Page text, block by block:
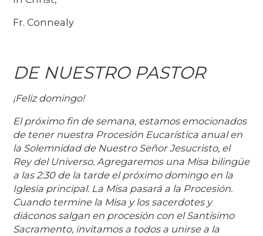
Fr. Connealy
DE NUESTRO PASTOR
¡Feliz domingo!
El próximo fin de semana, estamos emocionados
de tener nuestra Procesión Eucarística anual en
la Solemnidad de Nuestro Señor Jesucristo, el
Rey del Universo. Agregaremos una Misa bilingüe
a las 2:30 de la tarde el próximo domingo en la
Iglesia principal. La Misa pasará a la Procesión.
Cuando termine la Misa y los sacerdotes y
diáconos salgan en procesión con el Santísimo
Sacramento, invitamos a todos a unirse a la